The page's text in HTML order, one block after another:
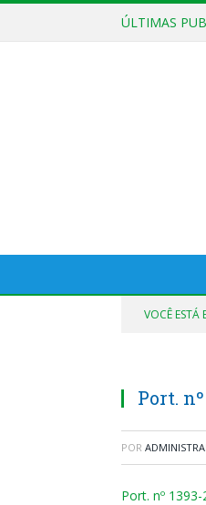
ÚLTIMAS
VOCÊ ESTÁ
Port.
POR
Port. nº